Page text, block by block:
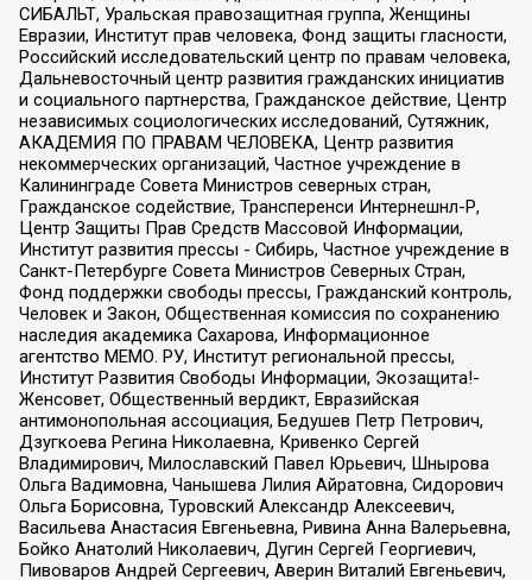
СИБАЛЬТ, Уральская правозащитная группа, Женщины
Евразии, Институт прав человека, Фонд защиты гласности,
Российский исследовательский центр по правам человека,
Дальневосточный центр развития гражданских инициатив
и социального партнерства, Гражданское действие, Центр
независимых социологических исследований, Сутяжник,
АКАДЕМИЯ ПО ПРАВАМ ЧЕЛОВЕКА, Центр развития
некоммерческих организаций, Частное учреждение в
Калининграде Совета Министров северных стран,
Гражданское содействие, Трансперенси Интернешнл-Р,
Центр Защиты Прав Средств Массовой Информации,
Институт развития прессы - Сибирь, Частное учреждение в
Санкт-Петербурге Совета Министров Северных Стран,
Фонд поддержки свободы прессы, Гражданский контроль,
Человек и Закон, Общественная комиссия по сохранению
наследия академика Сахарова, Информационное
агентство МЕМО. РУ, Институт региональной прессы,
Институт Развития Свободы Информации, Экозащита!-
Женсовет, Общественный вердикт, Евразийская
антимонопольная ассоциация, Бедушев Петр Петрович,
Дзугкоева Регина Николаевна, Кривенко Сергей
Владимирович, Милославский Павел Юрьевич, Шнырова
Ольга Вадимовна, Чанышева Лилия Айратовна, Сидорович
Ольга Борисовна, Туровский Александр Алексеевич,
Васильева Анастасия Евгеньевна, Ривина Анна Валерьевна,
Бойко Анатолий Николаевич, Дугин Сергей Георгиевич,
Пивоваров Андрей Сергеевич, Аверин Виталий Евгеньевич,